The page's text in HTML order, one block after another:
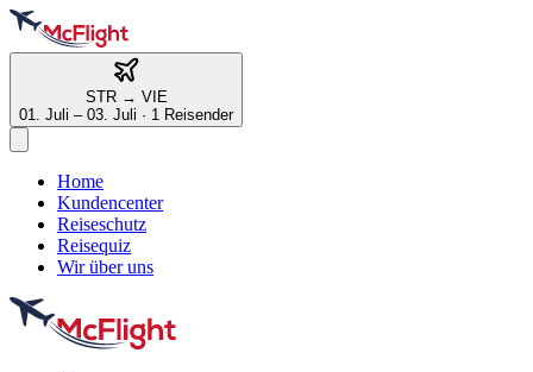
STR→ VIE
01. Juli – 03. Juli · 1 Reisender
Home
Kundencenter
Reiseschutz
Reisequiz
Wir über uns